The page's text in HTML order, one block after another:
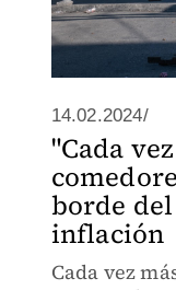
14.02.2024/
"Cada
borde
inflación
Cada vez